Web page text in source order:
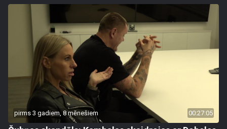
pirms 3 gadiem, 8 mēnešiem 00:27:05